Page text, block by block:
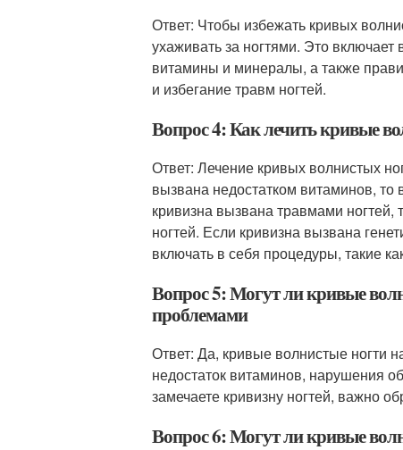
Ответ: Чтобы избежать кривых
ухаживать за ногтями. Это
витамины и минералы, а также
и избегание травм ногтей.
Вопрос 4: Как лечить кривые
Ответ: Лечение кривых волнистых
вызвана недостатком витаминов,
кривизна вызвана травмами
ногтей. Если кривизна вызвана
включать в себя процедуры, такие
Вопрос 5: Могут ли кривые
проблемами
Ответ: Да, кривые волнистые ногти
недостаток витаминов, нарушения
замечаете кривизну ногтей, важно
Вопрос 6: Могут ли кривые